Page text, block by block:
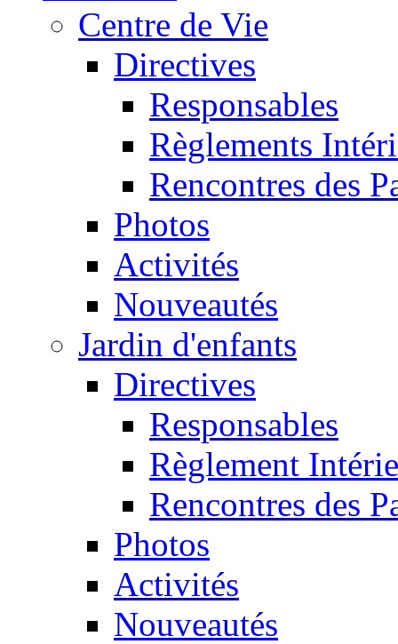
Centre de Vie
Directives
Responsables
Règlements
Rencontres des
Photos
Activités
Nouveautés
Jardin d'enfants
Directives
Responsables
Règlement
Rencontres des
Photos
Activités
Nouveautés